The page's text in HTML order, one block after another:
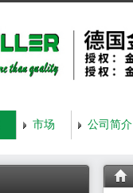
市场 公司简介